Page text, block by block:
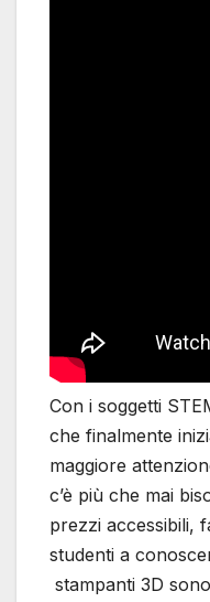
Con i soggetti
che finalmente
maggiore
c’è più che mai
prezzi accessibili,
studenti a
stampanti 3D